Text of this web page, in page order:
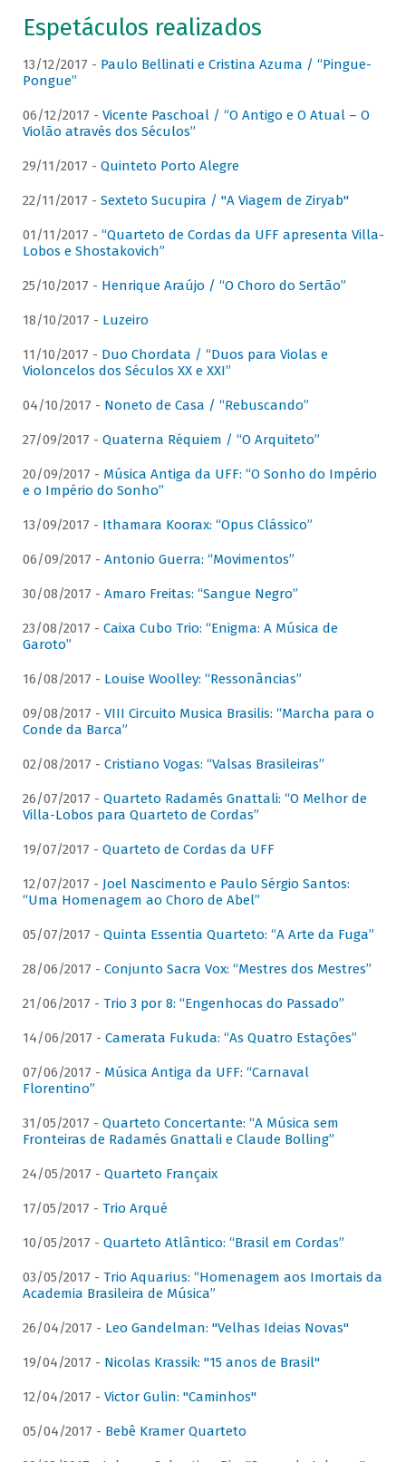
Espetáculos realizados
13/12/2017 - Paulo Bellinati e Cristina Azuma / “Pingue-
Pongue”
06/12/2017 - Vicente Paschoal / “O Antigo e O Atual – O
Violão através dos Séculos”
29/11/2017 - Quinteto Porto Alegre
22/11/2017 - Sexteto Sucupira / "A Viagem de Ziryab"
01/11/2017 - “Quarteto de Cordas da UFF apresenta Villa-
Lobos e Shostakovich”
25/10/2017 - Henrique Araújo / “O Choro do Sertão”
18/10/2017 - Luzeiro
11/10/2017 - Duo Chordata / “Duos para Violas e
Violoncelos dos Séculos XX e XXI”
04/10/2017 - Noneto de Casa / “Rebuscando”
27/09/2017 - Quaterna Réquiem / “O Arquiteto”
20/09/2017 - Música Antiga da UFF: “O Sonho do Império
e o Império do Sonho”
13/09/2017 - Ithamara Koorax: “Opus Clássico”
06/09/2017 - Antonio Guerra: “Movimentos”
30/08/2017 - Amaro Freitas: “Sangue Negro”
23/08/2017 - Caixa Cubo Trio: “Enigma: A Música de
Garoto”
16/08/2017 - Louise Woolley: “Ressonâncias”
09/08/2017 - VIII Circuito Musica Brasilis: “Marcha para o
Conde da Barca”
02/08/2017 - Cristiano Vogas: “Valsas Brasileiras”
26/07/2017 - Quarteto Radamés Gnattali: “O Melhor de
Villa-Lobos para Quarteto de Cordas”
19/07/2017 - Quarteto de Cordas da UFF
12/07/2017 - Joel Nascimento e Paulo Sérgio Santos:
“Uma Homenagem ao Choro de Abel”
05/07/2017 - Quinta Essentia Quarteto: “A Arte da Fuga”
28/06/2017 - Conjunto Sacra Vox: “Mestres dos Mestres”
21/06/2017 - Trio 3 por 8: “Engenhocas do Passado”
14/06/2017 - Camerata Fukuda: “As Quatro Estações”
07/06/2017 - Música Antiga da UFF: “Carnaval
Florentino”
31/05/2017 - Quarteto Concertante: “A Música sem
Fronteiras de Radamés Gnattali e Claude Bolling”
24/05/2017 - Quarteto Françaix
17/05/2017 - Trio Arqué
10/05/2017 - Quarteto Atlântico: “Brasil em Cordas”
03/05/2017 - Trio Aquarius: “Homenagem aos Imortais da
Academia Brasileira de Música”
26/04/2017 - Leo Gandelman: "Velhas Ideias Novas"
19/04/2017 - Nicolas Krassik: "15 anos de Brasil"
12/04/2017 - Victor Gulin: "Caminhos"
05/04/2017 - Bebê Kramer Quarteto